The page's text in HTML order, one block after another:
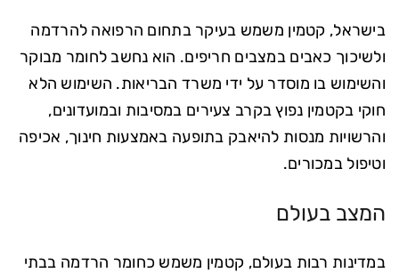
בישראל, קטמין משמש בעיקר בתחום הרפואה להרדמה
ולשיכוך כאבים במצבים חריפים. הוא נחשב לחומר מבוקר
והשימוש בו מוסדר על ידי משרד הבריאות. השימוש הלא
חוקי בקטמין נפוץ בקרב צעירים במסיבות ובמועדונים,
והרשויות מנסות להיאבק בתופעה באמצעות חינוך, אכיפה
וטיפול במכורים.
המצב בעולם
במדינות רבות בעולם, קטמין משמש כחומר הרדמה בבתי